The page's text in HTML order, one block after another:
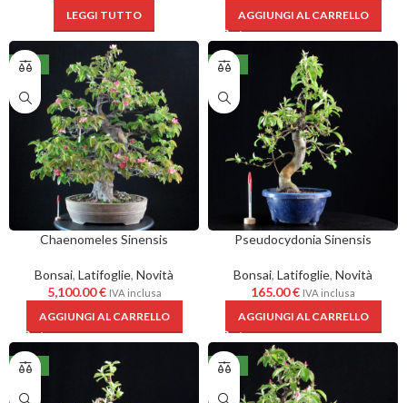
LEGGI TUTTO AGGIUNGI AL CARRELLO
NEW
Chaenomeles Sinensis
Bonsai, Latifoglie, Novità
5,100.00€ IVA inclusa
AGGIUNGI AL CARRELLO
NEW
Pseudocydonia Sinensis
Bonsai, Latifoglie, Novità
165.00€ IVA inclusa
AGGIUNGI AL CARRELLO
NEW NEW